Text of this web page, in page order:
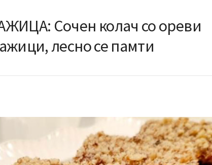
Сочен колач со ореви
лесно се памти